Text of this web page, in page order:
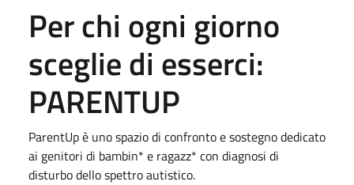
Per chi ogni giorno
sceglie di esserci:
PARENTUP
ParentUp è uno spazio di confronto e sostegno dedicato
ai genitori di bambin* e ragazz* con diagnosi di
disturbo dello spettro autistico.